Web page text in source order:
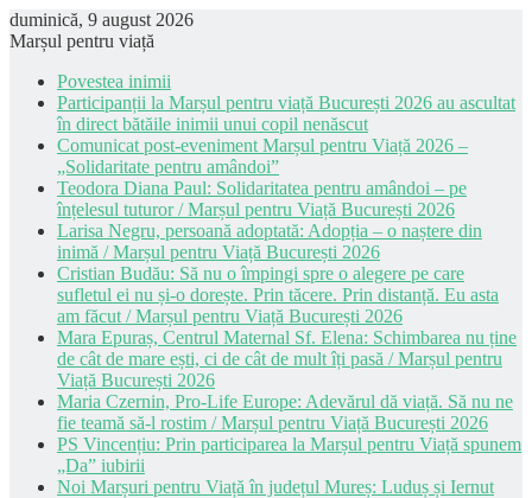
duminică, 9 august 2026
Marșul pentru viață
Povestea inimii
Participanții la Marșul pentru viață București 2026 au ascultat
în direct bătăile inimii unui copil nenăscut
Comunicat post-eveniment Marșul pentru Viață 2026 –
„Solidaritate pentru amândoi”
Teodora Diana Paul: Solidaritatea pentru amândoi – pe
înțelesul tuturor / Marșul pentru Viață București 2026
Larisa Negru, persoană adoptată: Adopția – o naștere din
inimă / Marșul pentru Viață București 2026
Cristian Budău: Să nu o împingi spre o alegere pe care
sufletul ei nu și-o dorește. Prin tăcere. Prin distanță. Eu asta
am făcut / Marșul pentru Viață București 2026
Mara Epuraș, Centrul Maternal Sf. Elena: Schimbarea nu ține
de cât de mare ești, ci de cât de mult îți pasă / Marșul pentru
Viață București 2026
Maria Czernin, Pro-Life Europe: Adevărul dă viață. Să nu ne
fie teamă să-l rostim / Marșul pentru Viață București 2026
PS Vincențiu: Prin participarea la Marșul pentru Viață spunem
„Da” iubirii
Noi Marșuri pentru Viață în județul Mureș: Luduș și Iernut